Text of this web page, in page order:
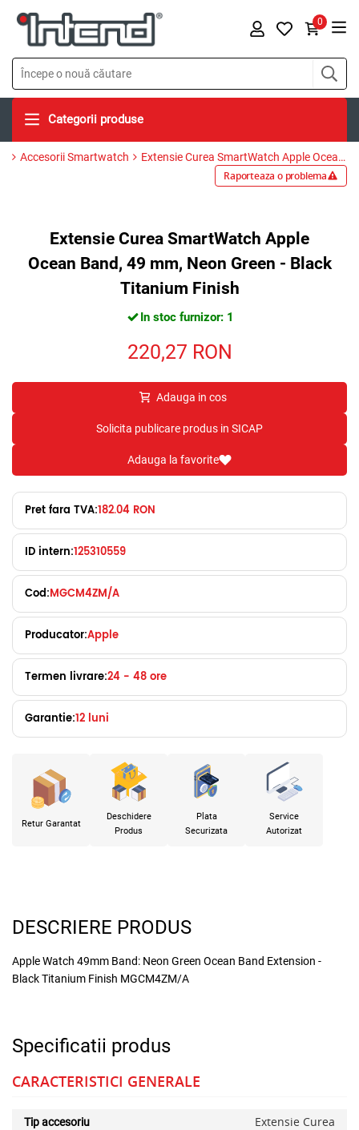
0
Categorii produse
Accesorii Smartwatch Extensie Curea SmartWatch Apple Ocean Band, 49 mm, Neon Green - Black Titanium Finish
Raporteaza o problema
Extensie Curea SmartWatch Apple
Ocean Band, 49 mm, Neon Green - Black
Titanium Finish
In stoc furnizor: 1
220,27 RON
Adauga in cos
Solicita publicare produs in SICAP
Adauga la favorite
Pret fara TVA:182.04 RON
ID intern:125310559
Cod:MGCM4ZM/A
Producator:Apple
Termen livrare:24 - 48 ore
Garantie:12 luni
Retur Garantat
Deschidere
Produs
Plata
Securizata
Service
Autorizat
DESCRIERE PRODUS
Apple Watch 49mm Band: Neon Green Ocean Band Extension -
Black Titanium Finish MGCM4ZM/A
Specificatii produs
CARACTERISTICI GENERALE
Tip accesoriu Extensie Curea